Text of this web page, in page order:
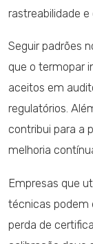
rastreabilidade e
Seguir padrões
que o termopar
aceitos em
regulatórios.
contribui para a
melhoria
Empresas que
técnicas podem
perda de